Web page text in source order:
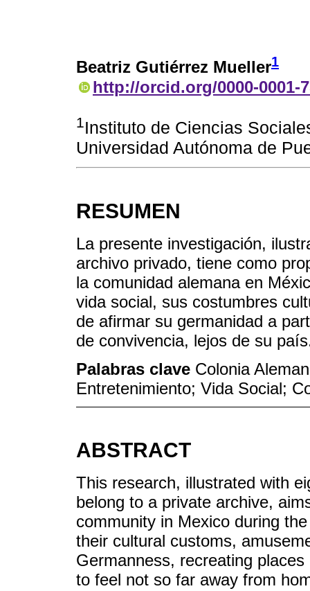
Beatriz Gutiérrez Mueller1
http://orcid.org/0000-0001-
1 Instituto de Ciencias
Universidad Autónoma de
RESUMEN
La presente investigación,
archivo privado, tiene como
la comunidad alemana en
vida social, sus costumbres
de afirmar su germanidad a
de convivencia, lejos de su
Palabras clave Colonia
Entretenimiento; Vida Social;
ABSTRACT
This research, illustrated with
belong to a private archive,
community in Mexico during
their cultural customs,
Germanness, recreating
to feel not so far away from